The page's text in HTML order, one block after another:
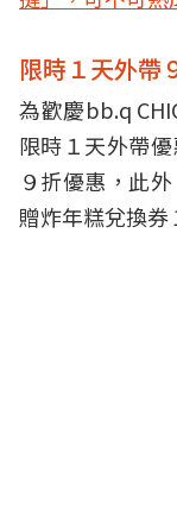
限時１天外帶
為歡慶bb.q
限時１天外帶
９折優惠，此
贈炸年糕兌換券